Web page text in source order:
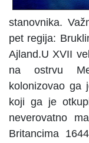
stanovnika.
pet regija:
Ajland.U XVII
na ostrvu
kolonizovao ga
koji ga je
neverovatno
Britancima